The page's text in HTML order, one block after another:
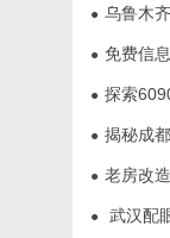
● 乌鲁木齐
● 免费信息
● 探索6090
● 揭秘成都
● 老房改
● 武汉配